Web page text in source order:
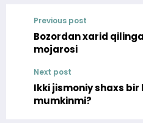
Previous post
Bozordan xarid
mojarosi
Next post
Ikki jismoniy shaxs
mumkinmi?